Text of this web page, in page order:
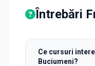
Întrebări
Ce cursuri
Buciumeni?